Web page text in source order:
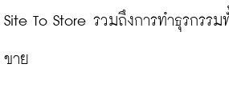
Site To Store รวมถึงการทำธุรกรร
ขาย